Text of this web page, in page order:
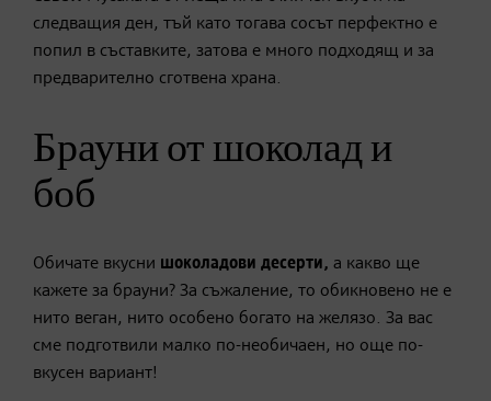
следващия ден, тъй като тогава сосът перфектно е
попил в съставките, затова е много подходящ и за
предварително сготвена храна.
Брауни от шоколад и
боб
Обичате вкусни шоколадови десерти, а какво ще
кажете за брауни? За съжаление, то обикновено не е
нито веган, нито особено богато на желязо. За вас
сме подготвили малко по-необичаен, но още по-
вкусен вариант!